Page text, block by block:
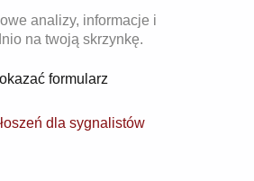
analizy, informacje i
na twoją skrzynkę.
formularz
dla sygnalistów